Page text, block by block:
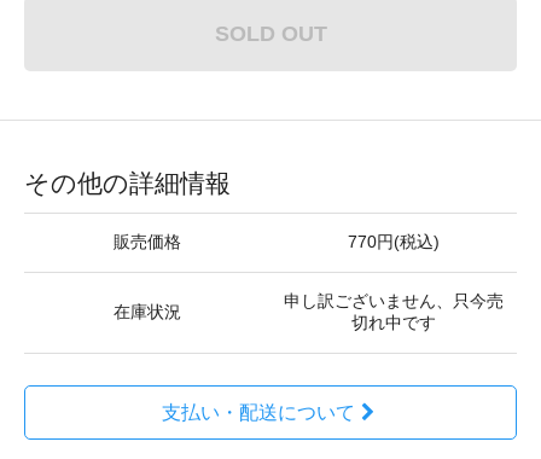
SOLD OUT
その他の詳細情報
販売価格 770円(税込)
在庫状況
申し訳ございません、只今売
切れ中です
支払い・配送について